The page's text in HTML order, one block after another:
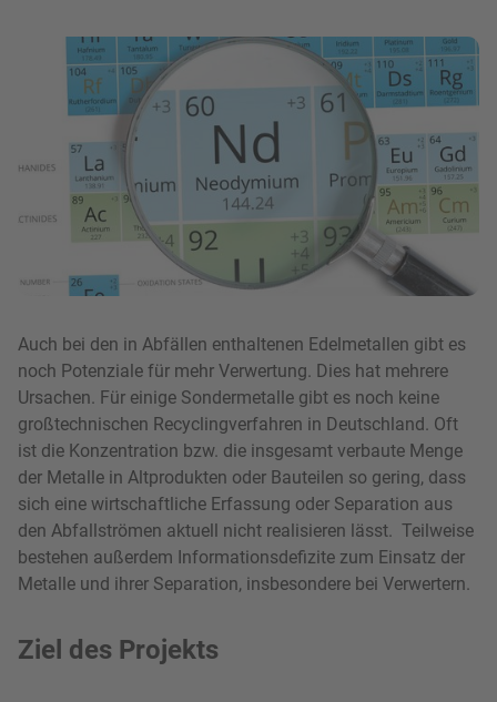
Bild in Lightbox zeigen
Auch bei den in Abfällen enthaltenen Edelmetallen gibt es
noch Potenziale für mehr Verwertung. Dies hat mehrere
Ursachen. Für einige Sondermetalle gibt es noch keine
großtechnischen Recyclingverfahren in Deutschland. Oft
ist die Konzentration bzw. die insgesamt verbaute Menge
der Metalle in Altprodukten oder Bauteilen so gering, dass
sich eine wirtschaftliche Erfassung oder Separation aus
den Abfallströmen aktuell nicht realisieren lässt. Teilweise
bestehen außerdem Informationsdefizite zum Einsatz der
Metalle und ihrer Separation, insbesondere bei Verwertern.
Ziel des Projekts